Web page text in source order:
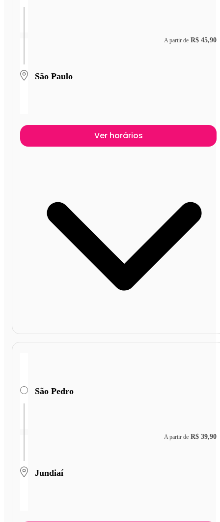
São Paulo
A partir de R$ 45,90
Ver horários
São Pedro
Jundiaí
A partir de R$ 39,90